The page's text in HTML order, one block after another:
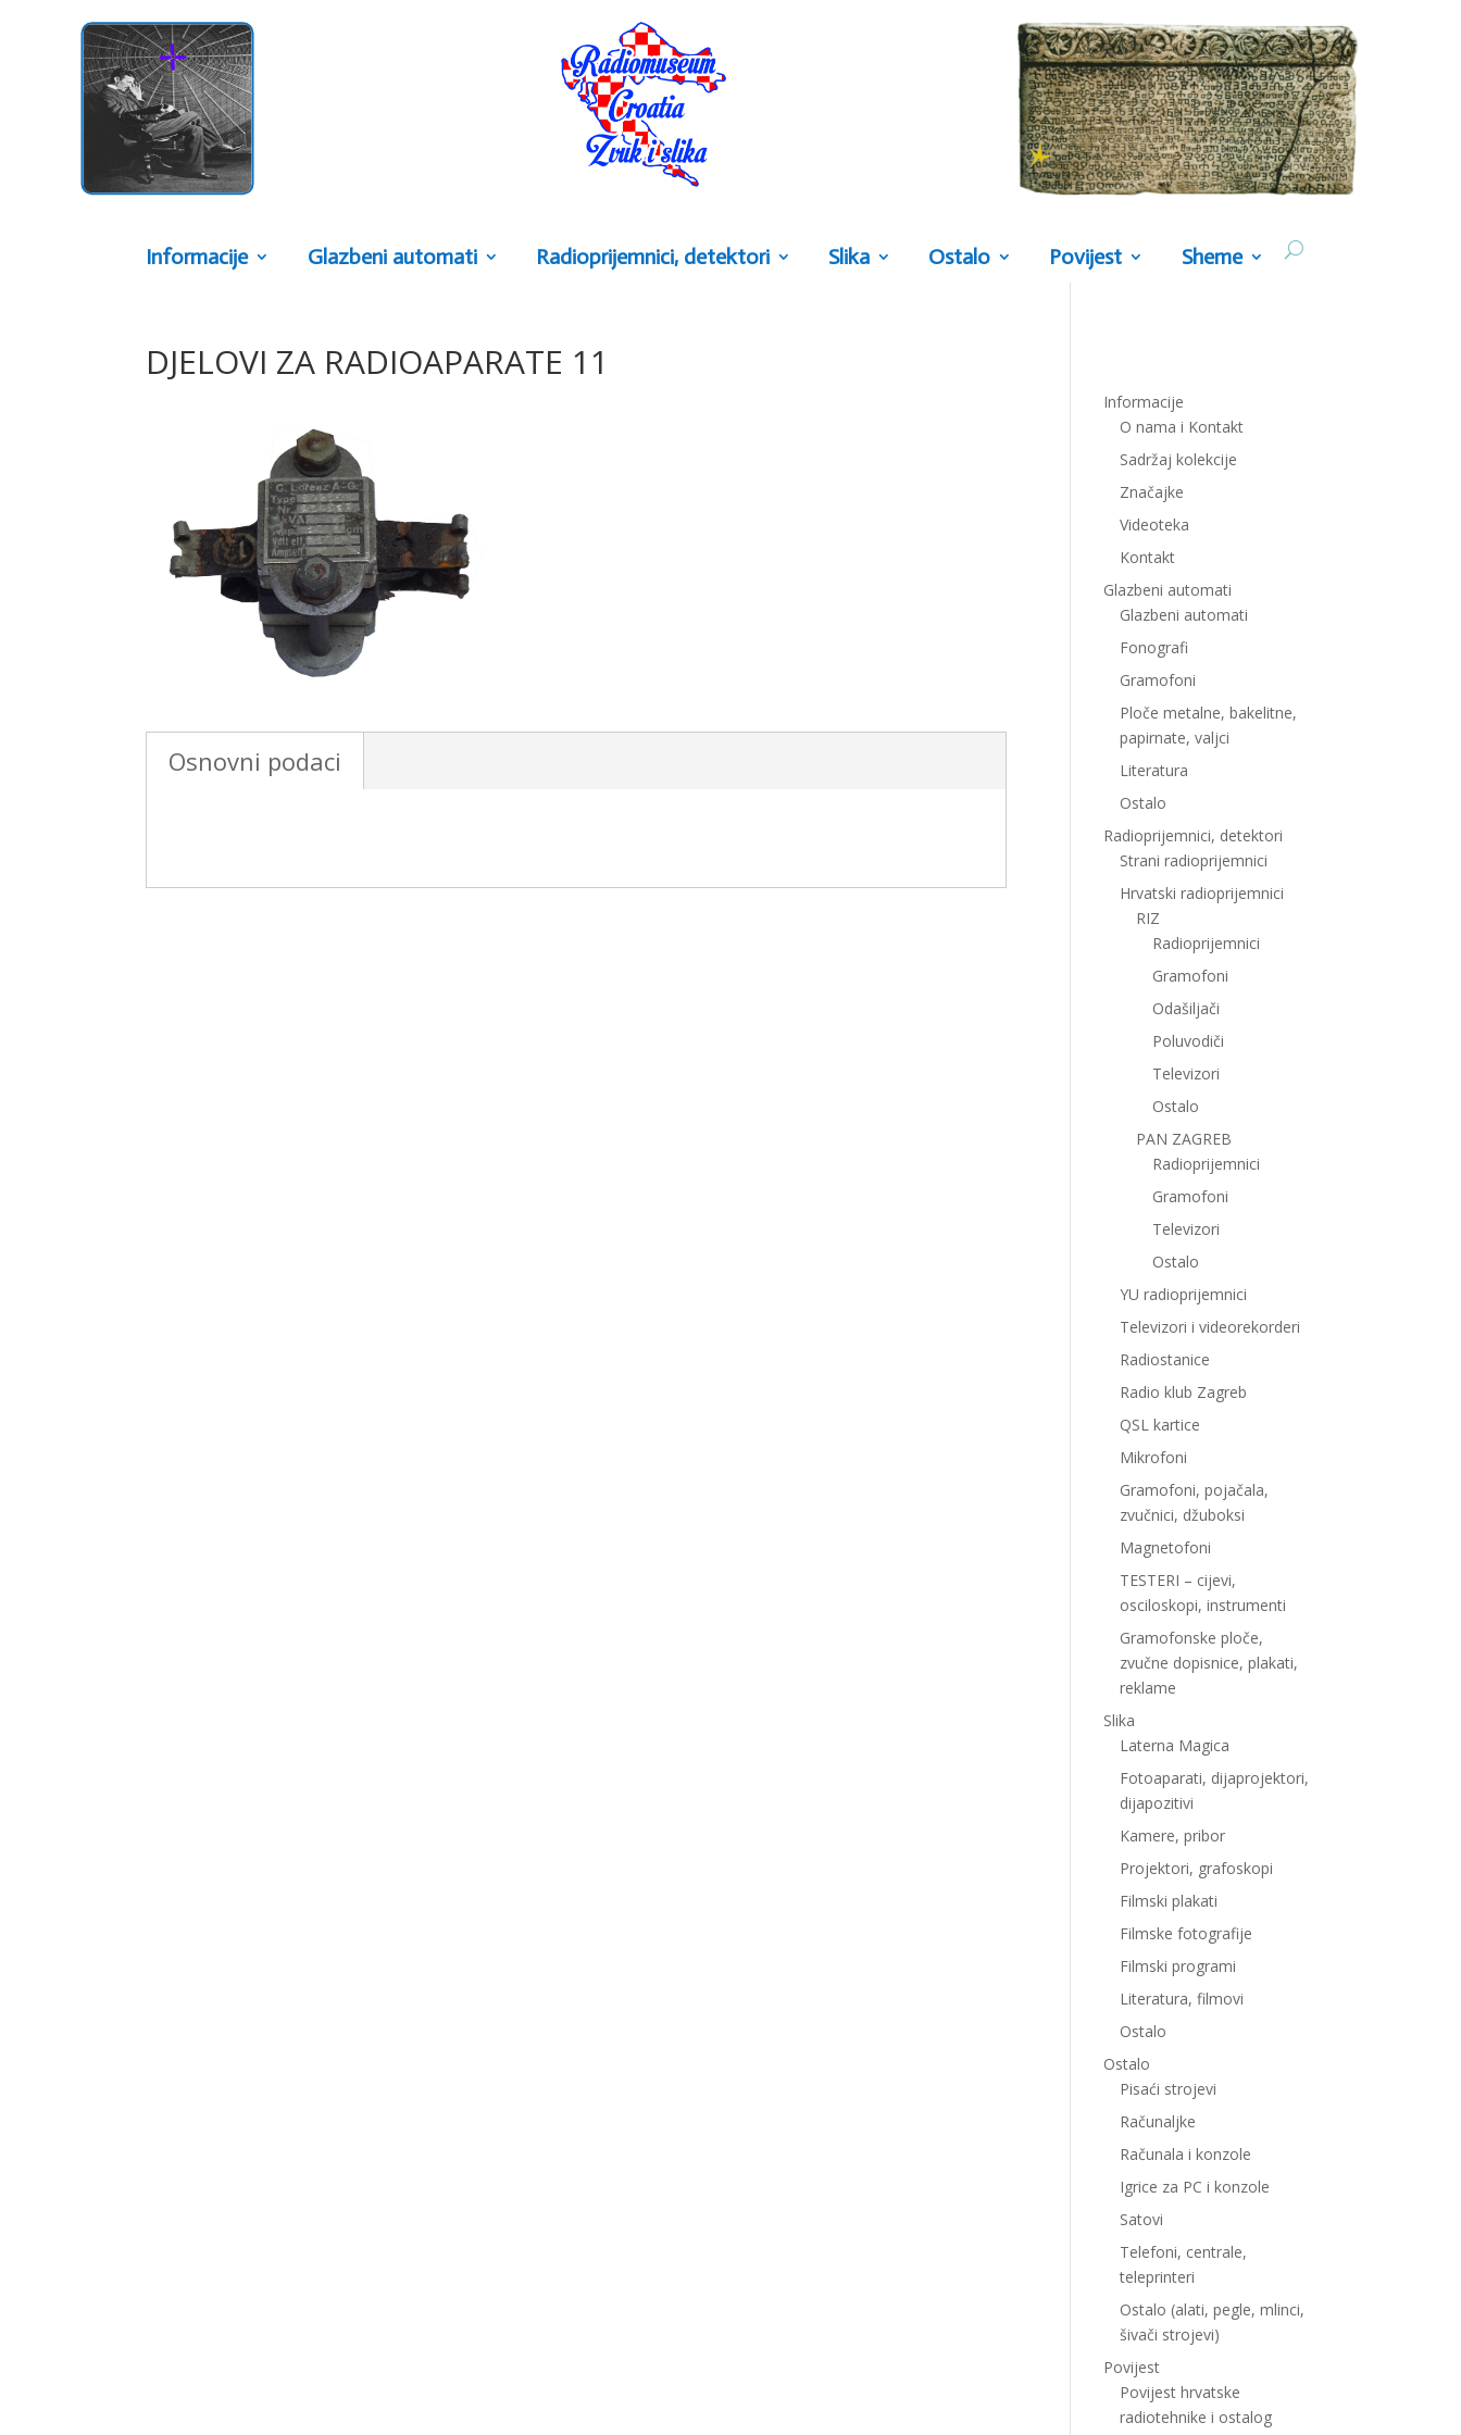
Informacije Glazbeni automati Radioprijemnici, detektori Slika Ostalo Povijest Sheme
DJELOVI ZA RADIOAPARATE 11
Osnovni podaci
Informacije
O nama i Kontakt
Sadržaj kolekcije
Značajke
Videoteka
Kontakt
Glazbeni automati
Glazbeni automati
Fonografi
Gramofoni
Ploče metalne, bakelitne,
papirnate, valjci
Literatura
Ostalo
Radioprijemnici, detektori
Strani radioprijemnici
Hrvatski radioprijemnici
RIZ
Radioprijemnici
Gramofoni
Odašiljači
Poluvodiči
Televizori
Ostalo
PAN ZAGREB
Radioprijemnici
Gramofoni
Televizori
Ostalo
YU radioprijemnici
Televizori i videorekorderi
Radiostanice
Radio klub Zagreb
QSL kartice
Mikrofoni
Gramofoni, pojačala,
zvučnici, džuboksi
Magnetofoni
TESTERI – cijevi,
osciloskopi, instrumenti
Gramofonske ploče,
zvučne dopisnice, plakati,
reklame
Slika
Laterna Magica
Fotoaparati, dijaprojektori,
dijapozitivi
Kamere, pribor
Projektori, grafoskopi
Filmski plakati
Filmske fotografije
Filmski programi
Literatura, filmovi
Ostalo
Ostalo
Pisaći strojevi
Računaljke
Računala i konzole
Igrice za PC i konzole
Satovi
Telefoni, centrale,
teleprinteri
Ostalo (alati, pegle, mlinci,
šivači strojevi)
Povijest
Povijest hrvatske
radiotehnike i ostalog